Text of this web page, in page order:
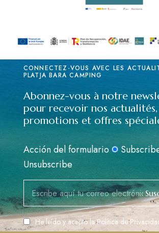
CONNECTEZ-VOUS AVEC LES
PLATJA BARA CAMPING
Abonnez-vous à notre
pour recevoir nos actualités,
promotions et offres
Acción del formulario
Unsubscribe
He leído y acepto laPolítica de